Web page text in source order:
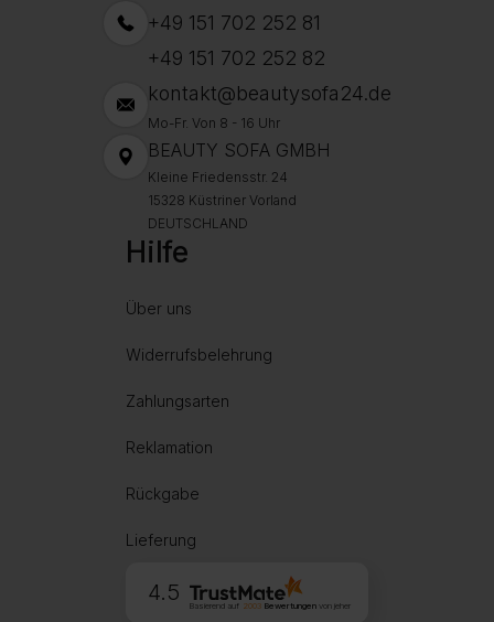
+49 151 702 252 81
+49 151 702 252 82
kontakt@beautysofa24.de
Mo-Fr. Von 8 - 16 Uhr
BEAUTY SOFA GMBH
Kleine Friedensstr. 24
15328 Küstriner Vorland
DEUTSCHLAND
Hilfe
Über uns
Widerrufsbelehrung
Zahlungsarten
Reklamation
Rückgabe
Lieferung
4.5
Basierend auf 2003 Bewertungenvon jeher